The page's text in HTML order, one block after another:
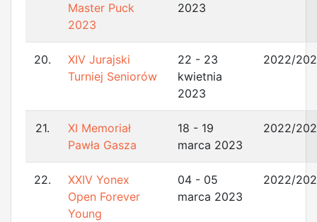
Master Puck
2023
2023
20.
XIV Jurajski
Turniej Seniorów
22 - 23
kwietnia
2023
2022/
21.
XI Memoriał
Pawła Gasza
18 - 19
marca 2023
2022/
22.
XXIV Yonex
Open Forever
Young
04 - 05
marca 2023
2022/